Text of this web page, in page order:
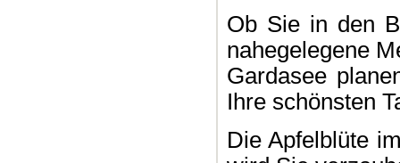
Ob Sie in den
nahegelegene
Gardasee
Ihre schönsten
Die Apfelblüte